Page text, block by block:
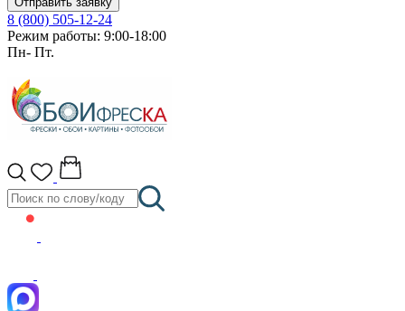
8 (800) 505-12-24
Режим работы: 9:00-18:00
Пн- Пт.